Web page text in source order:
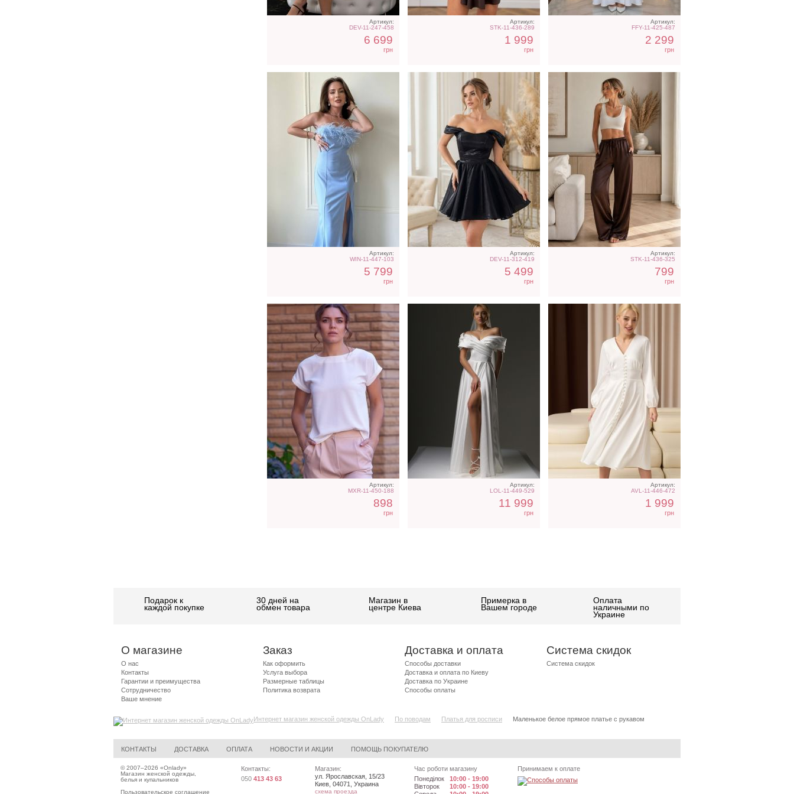
Артикул:
DEV-11-247-458
6 699
грн
Артикул:
STK-11-436-289
1 999
грн
Артикул:
FFY-11-425-487
2 299
грн
Артикул:
WIN-11-447-103
5 799
грн
Артикул:
DEV-11-312-419
5 499
грн
Артикул:
STK-11-436-325
799
грн
Футболка однотонная
белого цвета на работу
Артикул:
MXR-11-450-188
898
грн
Длинное свадебное белое
платье с отрытыми
плечами
Артикул:
LOL-11-449-529
11 999
грн
Молочное атласное
платье миди с длинным
рукавом, на резинке
Артикул:
AVL-11-446-472
1 999
грн
Подарок к
каждой покупке
30 дней на
обмен товара
Магазин в
центре Киева
Примерка в
Вашем городе
Оплата
наличными по
Украине
О магазине
О нас
Контакты
Гарантии и преимущества
Сотрудничество
Ваше мнение
Заказ
Как оформить
Услуга выбора
Размерные таблицы
Политика возврата
Доставка и оплата
Способы доставки
Доставка и оплата по Киеву
Доставка по Украине
Способы оплаты
Система скидок
Система скидок
Интернет магазин женской одежды OnLady По поводам Платья для росписи Маленькое белое прямое платье с рукавом
КОНТАКТЫ ДОСТАВКА ОПЛАТА НОВОСТИ И АКЦИИ ПОМОЩЬ ПОКУПАТЕЛЮ
© 2007–2026 «Onlady»
Магазин женской одежды,
белья и купальников
Пользовательское соглашение
Контакты:
050 413 43 63
Магазин:
ул. Ярославская, 15/23
Киев 04071 Украина
схема проезда
Час роботи магазину
Понеділок
10:00 - 19:00
Вівторок
10:00 - 19:00
Принимаем к оплате